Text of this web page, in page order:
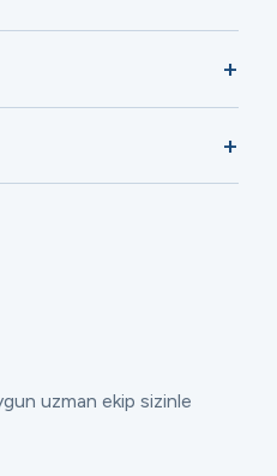
uzman ekip sizinle